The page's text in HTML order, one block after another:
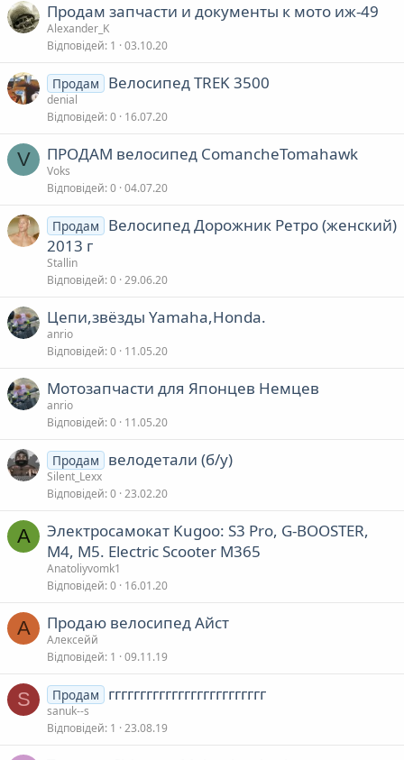
Продам запчасти и документы к мото иж-49
Alexander_K
Відповідей 1 03.10.20
Продам Велосипед TREK 3500
denial
Відповідей 0 16.07.20
V ПРОДАМ велосипед ComancheTomahawk
Voks
Відповідей 0 04.07.20
Продам
Велосипед Дорожник Ретро (женский)
2013 г
Stallin
Відповідей 0 29.06.20
Цепи,звёзды Yamaha,Honda.
anrio
Відповідей 0 11.05.20
Мотозапчасти для Японцев Немцев
anrio
Відповідей 0 11.05.20
Продам велодетали (б/у)
Silent_Lexx
Відповідей 0 23.02.20
A
Электросамокат Kugoo: S3 Pro, G-BOOSTER,
M4, M5. Electric Scooter M365
Anatoliyvomk1
Відповідей 0 16.01.20
А Продаю велосипед Айст
Алексейй
Відповідей 1 09.11.19
S Продам ггггггггггггггггггггггггг
sanuk--s
Відповідей 1 23.08.19